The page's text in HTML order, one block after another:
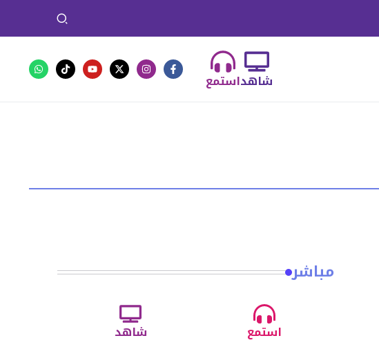
استمعشاهد
مباشر
استمع شاهد